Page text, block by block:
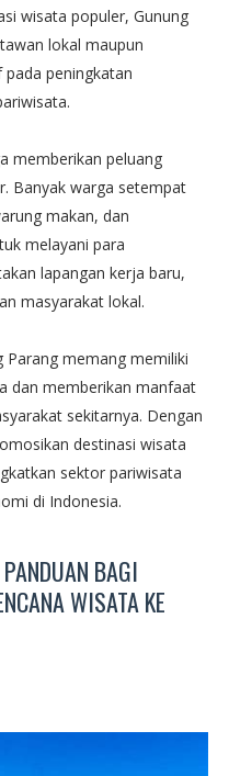
wisata populer, Gunung
lokal maupun
peningkatan
memberikan peluang
Banyak warga setempat
makan, dan
melayani para
lapangan kerja baru,
masyarakat lokal.
Parang memang memiliki
dan memberikan manfaat
sekitarnya. Dengan
destinasi wisata
sektor pariwisata
di Indonesia.
BAGI
WISATA KE